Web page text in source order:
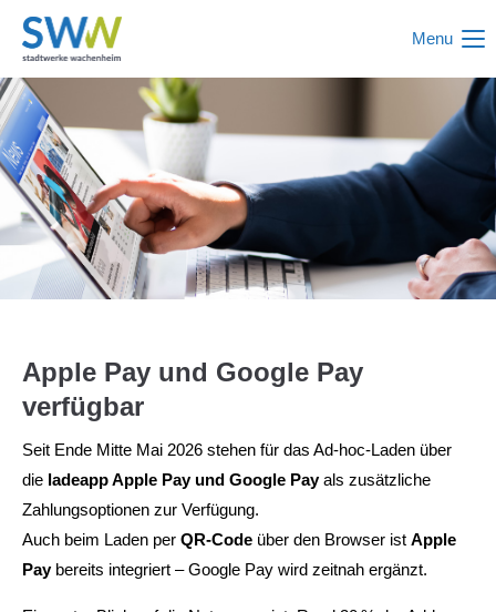
Login
Benutzername
Passwort
Register |Lost your password?
Support
Lorem ipsum dolor sit amet:
24h/ 365days
Menu
Apple Pay und Google Pay
verfügbar
Seit Ende Mitte Mai 2026 stehen für das Ad-hoc-Laden über
die ladeapp Apple Pay und Google Payals zusätzliche
Zahlungsoptionen zur Verfügung.
Auch beim Laden per QR-Code über den Browser ist Apple
Paybereits integriert – Google Pay wird zeitnah ergänzt.